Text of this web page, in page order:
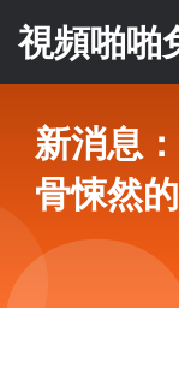
視頻啪啪
新消息
骨悚然